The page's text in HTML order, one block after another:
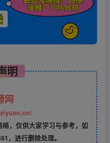
明
网
，仅供大家学习与参考，如
，进行删除处理。